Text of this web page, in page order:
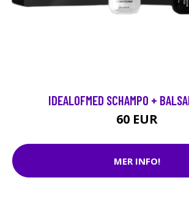
IDEALOFMED SCHAMPO +
60 EUR
MER INFO!